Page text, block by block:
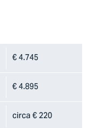
€ 4.745
€ 4.895
circa € 220